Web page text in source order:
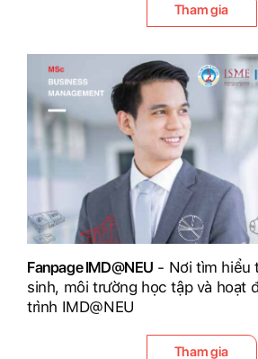
Tham gia
Fanpage IMD@NEU - Nơi tìm hiểu
sinh, môi trường học tập và hoạt
trình IMD@NEU
Tham gia